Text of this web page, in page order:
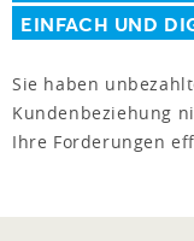
EINFACH UND
Sie haben
Kundenbeziehung
Ihre Forderungen